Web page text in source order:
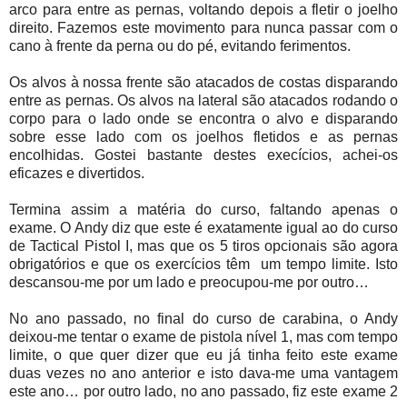
arco para entre as pernas, voltando depois a fletir o joelho
direito. Fazemos este movimento para nunca passar com o
cano à frente da perna ou do pé, evitando ferimentos.
Os alvos à nossa frente são atacados de costas disparando
entre as pernas. Os alvos na lateral são atacados rodando o
corpo para o lado onde se encontra o alvo e disparando
sobre esse lado com os joelhos fletidos e as pernas
encolhidas. Gostei bastante destes execícios, achei-os
eficazes e divertidos.
Termina assim a matéria do curso, faltando apenas o
exame. O Andy diz que este é exatamente igual ao do curso
de Tactical Pistol I, mas que os 5 tiros opcionais são agora
obrigatórios e que os exercícios têm um tempo limite. Isto
descansou-me por um lado e preocupou-me por outro…
No ano passado, no final do curso de carabina, o Andy
deixou-me tentar o exame de pistola nível 1, mas com tempo
limite, o que quer dizer que eu já tinha feito este exame
duas vezes no ano anterior e isto dava-me uma vantagem
este ano… por outro lado, no ano passado, fiz este exame 2